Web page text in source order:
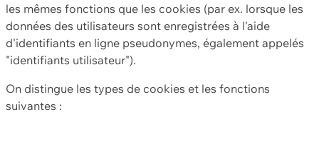
les mêmes fonctions que les cookies (par ex. lorsque les
données des utilisateurs sont enregistrées à l'aide
d'identifiants en ligne pseudonymes, également appelés
"identifiants utilisateur").
On distingue les types de cookies et les fonctions
suivantes :